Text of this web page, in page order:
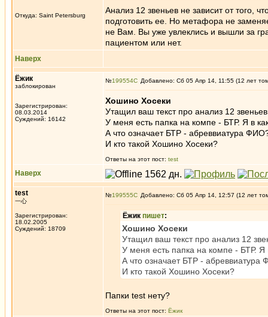
Откуда: Saint Petersburg
Анализ 12 звеньев не зависит от того,
подготовить ее. Но метафора не
не Вам. Вы уже увлеклись и вышли за
пациентом или нет.
Наверх
Ёжик
заблокирован
Зарегистрирован:
08.03.2014
Суждений: 16142
№199554 Добавлено: Сб 05 Апр 14, 11:55 (12 лет
Хошино Хосеки
Утащил ваш текст про анализ 12 звеньев
У меня есть папка на компе - БТР. Я в
А что означает БТР - абреввиатура
И кто такой Хошино Хосеки?
Ответы на этот пост: test
Наверх
test
一心
Зарегистрирован:
18.02.2005
Суждений: 18709
№199555 Добавлено: Сб 05 Апр 14, 12:57 (12 лет
Ёжик пишет:
Хошино Хосеки
Утащил ваш текст про анализ 12
У меня есть папка на компе - БТР.
А что означает БТР - абреввиатура
И кто такой Хошино Хосеки?
Папки test нету?
Ответы на этот пост: Ёжик